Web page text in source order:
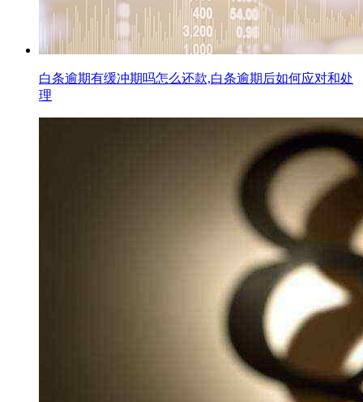
白条逾期有缓冲期吗怎么还款,白条逾期后如何应对和处
理